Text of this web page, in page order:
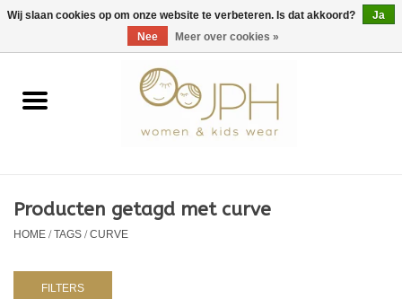
EUR/GBP/USD 0 Artikelen - €0,00
Home
Kids
Producten getagd met curve
HOME/TAGS/CURVE
FILTERS
Wij slaan cookies op om onze website te verbeteren. Is dat akkoord?
Ja
Nee
Meer over cookies »